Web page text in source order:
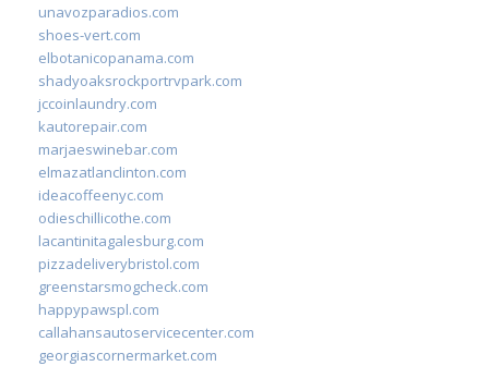
unavozparadios.com
shoes-vert.com
elbotanicopanama.com
shadyoaksrockportrvpark.com
jccoinlaundry.com
kautorepair.com
marjaeswinebar.com
elmazatlanclinton.com
ideacoffeenyc.com
odieschillicothe.com
lacantinitagalesburg.com
pizzadeliverybristol.com
greenstarsmogcheck.com
happypawspl.com
callahansautoservicecenter.com
georgiascornermarket.com